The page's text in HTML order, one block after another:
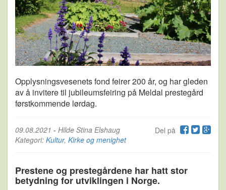
Opplysningsvesenets fond feirer 200 år, og har gleden
av å invitere til jubileumsfeiring på Meldal prestegård
førstkommende lørdag.
Del på
09.08.2021 - Hilde Stina Elshaug
Kategori: Kultur, Kirke og menighet
Prestene og prestegårdene har hatt stor
betydning for utviklingen i Norge.